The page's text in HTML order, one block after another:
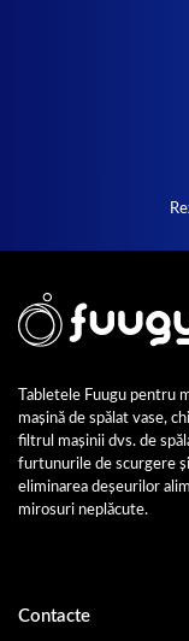
Tabletele Fuugu pentru
mașină de spălat vase,
filtrul mașinii dvs. de
furtunurile de scurgere
eliminarea deșeurilor
mirosuri neplăcute.
Contacte